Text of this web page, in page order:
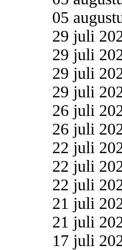
05
29 juli
29 juli
29 juli
29 juli
26 juli
26 juli
22 juli
22 juli
22 juli
21 juli
21 juli
17 juli